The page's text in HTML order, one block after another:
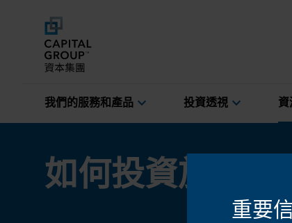
重要
我們的服務和產品 expand_more 投資透視 expand_more 資
如何投資於資本